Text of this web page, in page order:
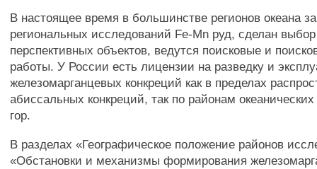
В настоящее время в большинстве регионов океана
региональных исследований Fe-Mn руд, сделан
перспективных объектов, ведутся поисковые и
работы. У России есть лицензии на разведку и
железомарганцевых конкреций как в пределах
абиссальных конкреций, так по районам
гор.
В разделах «Географическое положение районов
«Обстановки и механизмы формирования